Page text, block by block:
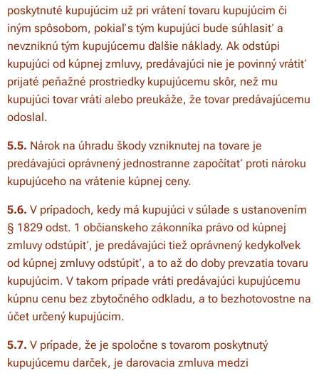
poskytnuté kupujúcim už pri vrátení tovaru kupujúcim či
iným spôsobom, pokiaľ s tým kupujúci bude súhlasiť a
nevzniknú tým kupujúcemu ďalšie náklady. Ak odstúpi
kupujúci od kúpnej zmluvy, predávajúci nie je povinný vrátiť
prijaté peňažné prostriedky kupujúcemu skôr, než mu
kupujúci tovar vráti alebo preukáže, že tovar predávajúcemu
odoslal.
5.5. Nárok na úhradu škody vzniknutej na tovare je
predávajúci oprávnený jednostranne započítať proti nároku
kupujúceho na vrátenie kúpnej ceny.
5.6. V prípadoch, kedy má kupujúci v súlade s ustanovením
§ 1829 odst. 1 občianskeho zákonníka právo od kúpnej
zmluvy odstúpiť, je predávajúci tiež oprávnený kedykoľvek
od kúpnej zmluvy odstúpiť, a to až do doby prevzatia tovaru
kupujúcim. V takom prípade vráti predávajúci kupujúcemu
kúpnu cenu bez zbytočného odkladu, a to bezhotovostne na
účet určený kupujúcim.
5.7. V prípade, že je spoločne s tovarom poskytnutý
kupujúcemu darček, je darovacia zmluva medzi